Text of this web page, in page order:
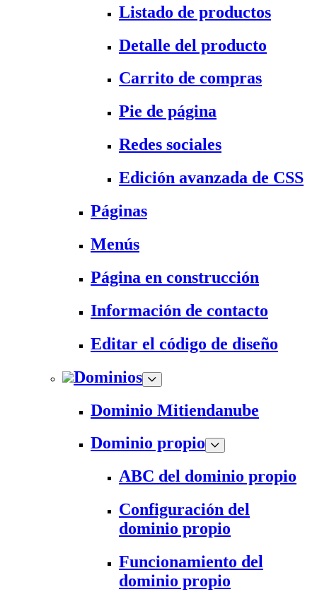
Listado de productos
Detalle del producto
Carrito de compras
Pie de página
Redes sociales
Edición avanzada de CSS
Páginas
Menús
Página en construcción
Información de contacto
Editar el código de diseño
Dominios
Dominio Mitiendanube
Dominio propio
ABC del dominio propio
Configuración del
dominio propio
Funcionamiento del
dominio propio